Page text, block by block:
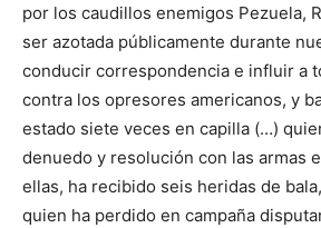
por los caudillos enemigos Pezuela,
ser azotada públicamente durante
conducir correspondencia e influir a
contra los opresores americanos, y
estado siete veces en capilla (…)
denuedo y resolución con las armas
ellas, ha recibido seis heridas de
quien ha perdido en campaña